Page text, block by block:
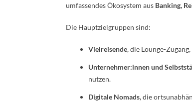
umfassendes Ökosystem aus Banking,
Die Hauptzielgruppen sind:
Vielreisende, die Lounge-
Unternehmer:innen und
nutzen.
Digitale Nomads, die